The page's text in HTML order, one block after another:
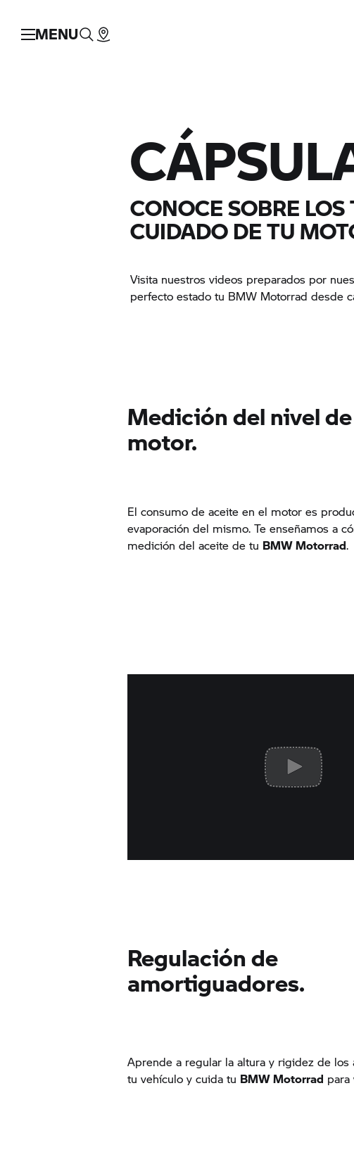
MENU
CONOCE SOBRE
CUIDADO DE TU
Visita nuestros videos preparados por
perfecto estado tu BMW Motorrad desde
Medición del nivel
motor.
El consumo de aceite en el motor es
evaporación del mismo. Te enseñamos a
medición del aceite de tu BMW Motorrad.
Regulación de
amortiguadores.
Aprende a regular la altura y rigidez de
tu vehículo y cuida tu BMW Motorrad para